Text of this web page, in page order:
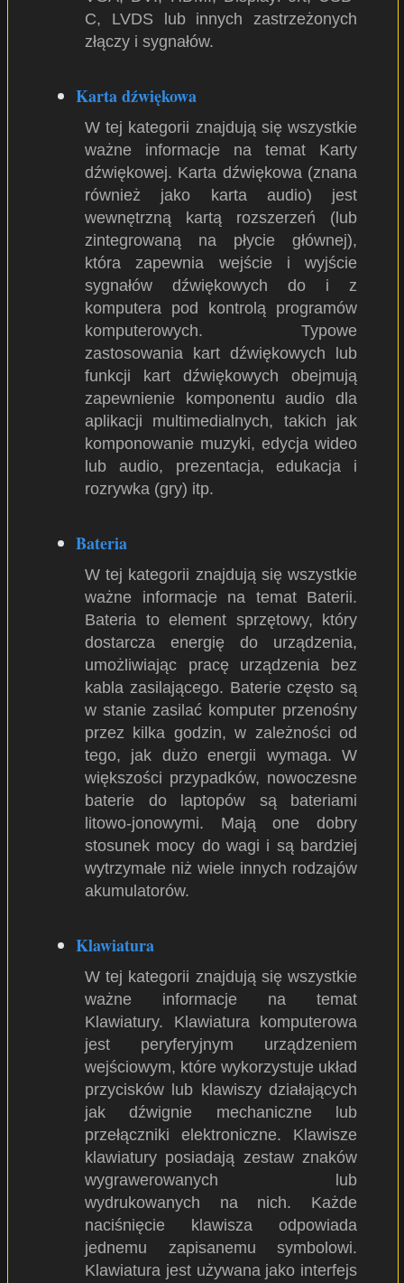
C, LVDS lub innych zastrzeżonych
złączy i sygnałów.
Karta dźwiękowa
W tej kategorii znajdują się wszystkie
ważne informacje na temat Karty
dźwiękowej. Karta dźwiękowa (znana
również jako karta audio) jest
wewnętrzną kartą rozszerzeń (lub
zintegrowaną na płycie głównej),
która zapewnia wejście i wyjście
sygnałów dźwiękowych do i z
komputera pod kontrolą programów
komputerowych. Typowe
zastosowania kart dźwiękowych lub
funkcji kart dźwiękowych obejmują
zapewnienie komponentu audio dla
aplikacji multimedialnych, takich jak
komponowanie muzyki, edycja wideo
lub audio, prezentacja, edukacja i
rozrywka (gry) itp.
Bateria
W tej kategorii znajdują się wszystkie
ważne informacje na temat Baterii.
Bateria to element sprzętowy, który
dostarcza energię do urządzenia,
umożliwiając pracę urządzenia bez
kabla zasilającego. Baterie często są
w stanie zasilać komputer przenośny
przez kilka godzin, w zależności od
tego, jak dużo energii wymaga. W
większości przypadków, nowoczesne
baterie do laptopów są bateriami
litowo-jonowymi. Mają one dobry
stosunek mocy do wagi i są bardziej
wytrzymałe niż wiele innych rodzajów
akumulatorów.
Klawiatura
W tej kategorii znajdują się wszystkie
ważne informacje na temat
Klawiatury. Klawiatura komputerowa
jest peryferyjnym urządzeniem
wejściowym, które wykorzystuje układ
przycisków lub klawiszy działających
jak dźwignie mechaniczne lub
przełączniki elektroniczne. Klawisze
klawiatury posiadają zestaw znaków
wygrawerowanych lub
wydrukowanych na nich. Każde
naciśnięcie klawisza odpowiada
jednemu zapisanemu symbolowi.
Klawiatura jest używana jako interfejs